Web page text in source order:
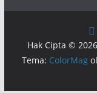
Hak Cipta © 2026
Tema: ColorMag